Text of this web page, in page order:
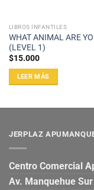
LIBROS INFANTILES
WHAT ANIMAL ARE
(LEVEL 1)
$15.000
LEER MÁS
JERPLAZ
Centro Comercial
Av. Manquehue